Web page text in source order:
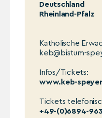
Deutschland
Rheinland-Pfalz
Katholische
keb@bistum-
Infos/Tickets:
www.keb-
Tickets
+49-(0)6894-963